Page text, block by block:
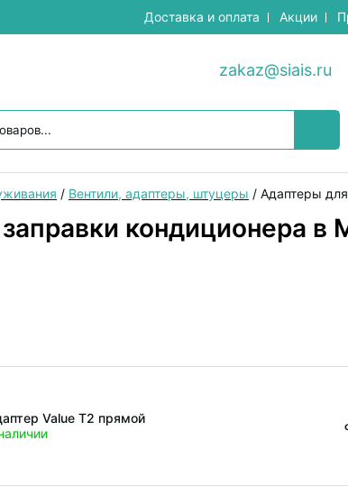
Доставка и оплата Акции
zakaz@siais.ru
/ Вентили, адаптеры, штуцеры / Адаптеры
кондиционера в
Value T2 прямой